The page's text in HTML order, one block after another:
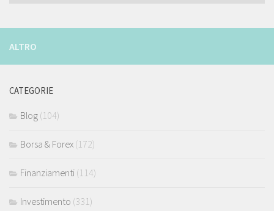
ALTRO
CATEGORIE
Blog (104)
Borsa & Forex (172)
Finanziamenti (114)
Investimento (331)